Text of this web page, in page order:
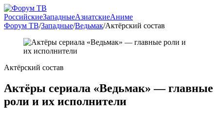
РоссийскиеЗападныеАзиатскиеАниме
Форум ТВ/Западные/Ведьмак/Актёрский состав
Актёрский состав
Актёры сериала «Ведьмак» — главные
роли и их исполнители